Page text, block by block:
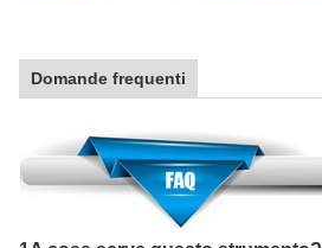
Domande frequenti